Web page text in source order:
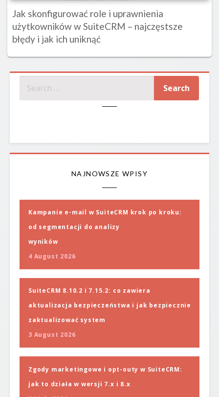
Jak skonfigurować role i uprawnienia
użytkowników w SuiteCRM – najczęstsze
błędy i jak ich uniknąć
NAJNOWSZE WPISY
Kampanie e-mail w SuiteCRM krok po kroku:
od segmentacji do analizy
wyników
4 August 2026
SuiteCRM 8.10.2 i 7.15.2: co zawiera
aktualizacja bezpieczeństwa i jak bezpiecznie
zaktualizować system
3 August 2026
Zgody marketingowe i opt-outy w SuiteCRM:
jak to działa w wersji 7.x i 8.x